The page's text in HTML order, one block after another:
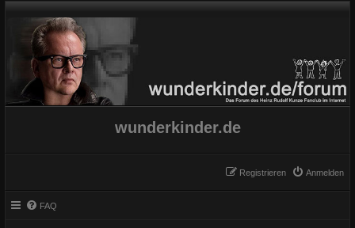
wunderkinder.de
Anmelden
Registrieren
FAQ